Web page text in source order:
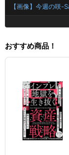
【画像】今週の咲
おすすめ商品！